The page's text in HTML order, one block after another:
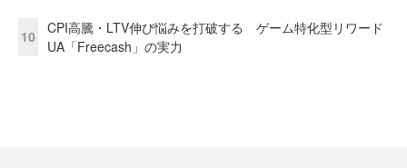
10
CPI高騰・LTV伸び悩みを打破する ゲーム特化型リワード
UA「Freecash」の実力